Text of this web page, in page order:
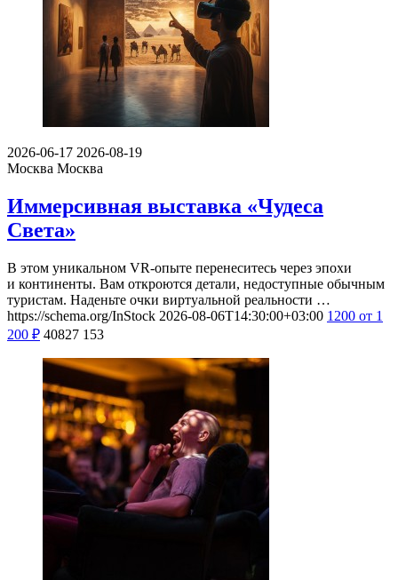
2026-06-17 2026-08-19
Москва Москва
Иммерсивная выставка «Чудеса
Света»
В этом уникальном VR-опыте перенеситесь через эпохи
и континенты. Вам откроются детали, недоступные обычным
туристам. Наденьте очки виртуальной реальности …
https://schema.org/InStock 2026-08-06T14:30:00+03:00 1200 от 1
200 ₽ 40827 153